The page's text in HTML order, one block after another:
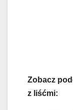
Zobacz
z liśćmi: